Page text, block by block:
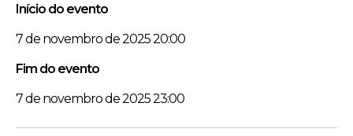
Início do evento
7 de novembro de 2025 20:00
Fim do evento
7 de novembro de 2025 23:00